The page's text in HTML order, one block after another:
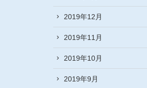
2019年12月
2019年11月
2019年10月
2019年9月